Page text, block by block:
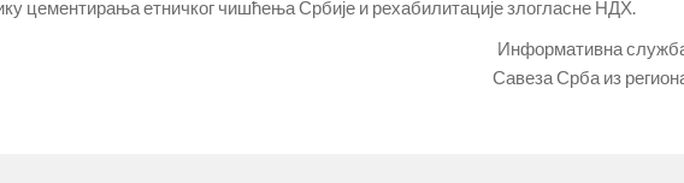
цементирања етничког чишћења Србије и рехабилитације злогласне НДХ.
Информативна
Савеза Срба из